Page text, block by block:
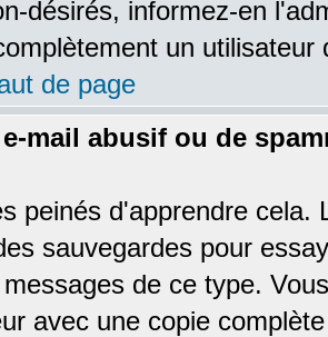
désirés, informez-en
un
de page
mail abusif ou de
peinés d'apprendre cela.
sauvegardes pour
de ce type.
avec une copie